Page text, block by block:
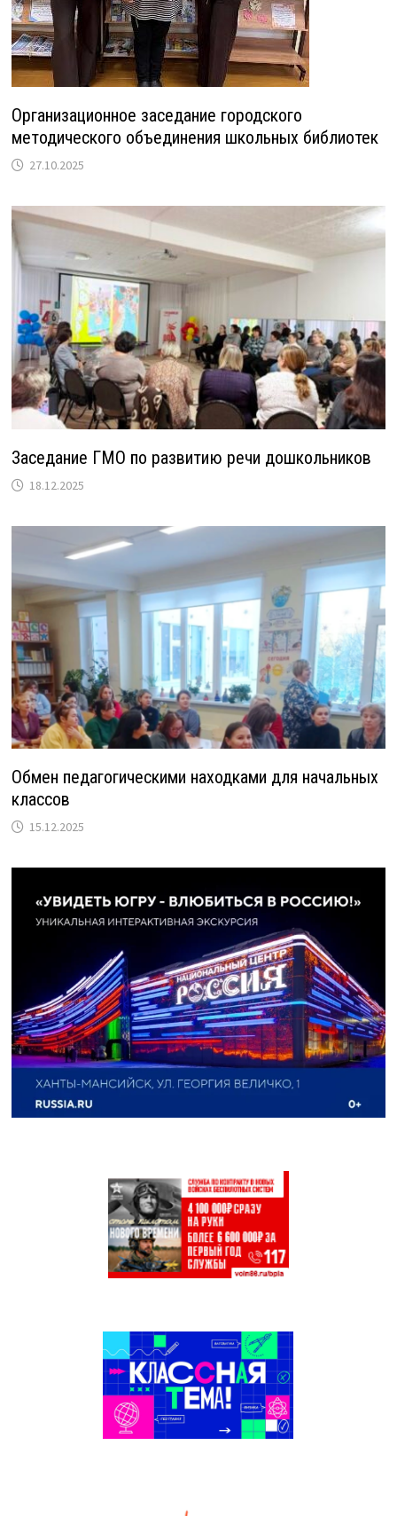
Организационное заседание городского
методического объединения школьных библиотек
27.10.2025
Заседание ГМО по развитию речи дошкольников
18.12.2025
Обмен педагогическими находками для начальных
классов
15.12.2025